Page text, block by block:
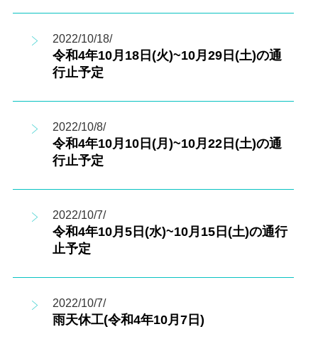
2022/10/18/
令和4年10月18日(火)~10月29日(土)の通
行止予定
2022/10/8/
令和4年10月10日(月)~10月22日(土)の通
行止予定
2022/10/7/
令和4年10月5日(水)~10月15日(土)の通行
止予定
2022/10/7/
雨天休工(令和4年10月7日)